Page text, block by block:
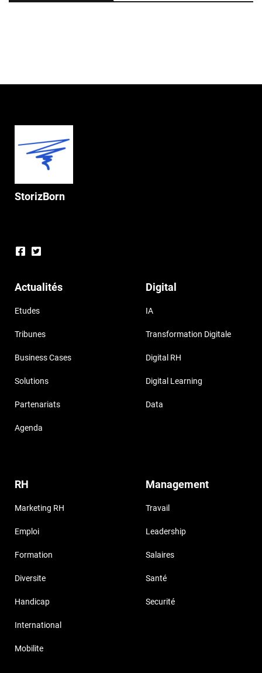
StorizBorn
Actualités
Etudes
Tribunes
Business Cases
Solutions
Partenariats
Agenda
Digital
IA
Transformation Digitale
Digital RH
Digital Learning
Data
RH
Marketing RH
Emploi
Formation
Diversite
Handicap
International
Mobilite
Management
Travail
Leadership
Salaires
Santé
Securité